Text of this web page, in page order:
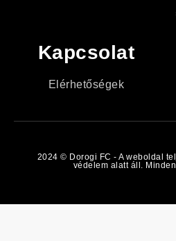
Kapcsolat
Elérhetőségek
2024 © Dorogi FC - A weboldal
védelem alatt áll.